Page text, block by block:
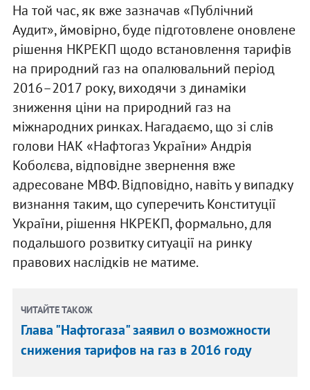
На той час, як вже зазначав «Публічний
Аудит», ймовірно, буде підготовлене оновлене
рішення НКРЕКП щодо встановлення тарифів
на природний газ на опалювальний період
2016–2017 року, виходячи з динаміки
зниження ціни на природний газ на
міжнародних ринках. Нагадаємо, що зі слів
голови НАК «Нафтогаз України» Андрія
Коболєва, відповідне звернення вже
адресоване МВФ. Відповідно, навіть у випадку
визнання таким, що суперечить Конституції
України, рішення НКРЕКП, формально, для
подальшого розвитку ситуації на ринку
правових наслідків не матиме.
ЧИТАЙТЕ ТАКОЖ
Глава "Нафтогаза" заявил о возможности
снижения тарифов на газ в 2016 году